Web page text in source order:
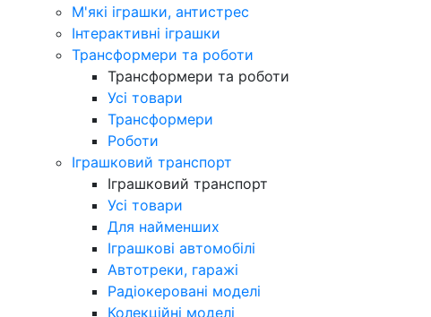
М'які іграшки, антистрес
Інтерактивні іграшки
Трансформери та роботи
Трансформери та роботи
Усі товари
Трансформери
Роботи
Іграшковий транспорт
Іграшковий транспорт
Усі товари
Для найменших
Іграшкові автомобілі
Автотреки, гаражі
Радіокеровані моделі
Колекційні моделі